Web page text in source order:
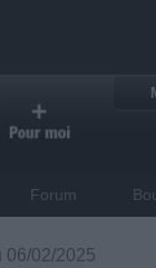
Forum
06/02/2025